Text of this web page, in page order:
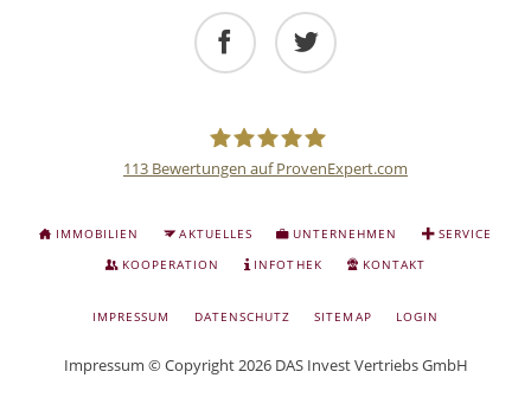
Anlage
und
113 Bewertungen auf ProvenExpert.com
NAVIGATION
ÜBERSPRINGEN
IMMOBILIEN AKTUELLES UNTERNEHMEN
SERVICE
KOOPERATION
INFOTHEK KONTAKT
NAVIGATION
IMPRESSUM DATENSCHUTZ SITEMAP LOGIN
Impressum © Copyright 2026 DAS Invest Vertriebs GmbH